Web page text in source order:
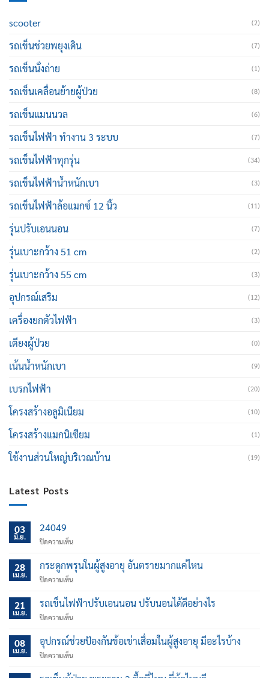
scooter (2)
รถเข็นช่วยพยุงเดิน (7)
รถเข็นนั่งถ่าย (1)
รถเข็นเคลื่อนย้ายผู้ป่วย (8)
รถเข็นแมนนวล (6)
รถเข็นไฟฟ้า ทำงาน 3 ระบบ (7)
รถเข็นไฟฟ้าทุกรุ่น (34)
รถเข็นไฟฟ้าน้ำหนักเบา (3)
รถเข็นไฟฟ้าล้อแมกซ์ 12 นิ้ว (11)
รุ่นปรับเอนนอน (7)
รุ่นเบาะกว้าง 51 cm (2)
รุ่นเบาะกว้าง 55 cm (3)
อุปกรณ์เสริม (12)
เครื่องยกตัวไฟฟ้า (3)
เตียงผู้ป่วย (0)
เน้นน้ำหนักเบา (9)
เบรกไฟฟ้า (20)
โครงสร้างอลูมิเนียม (10)
โครงสร้างแมกนิเซียม (1)
ใช้งานส่วนใหญ่บริเวณบ้าน (19)
Latest Posts
03
มิ.ย.
24049
ปิดความเห็นบน
28
เม.ย.
กระดูกพรุนในผู้สูงอายุ อันตรายมากแค่ไหน
ปิดความเห็นบน
พรุน
ใน
ผู้
อายุ
มาก
21
เม.ย.
รถเข็นไฟฟ้าปรับเอนนอน ปรับนอนได้ดีอย่างไร
ปิดความเห็นบน
เข็น
ไฟฟ้า
ปรับ
08
เม.ย.
อุปกรณ์ช่วยป้องกันข้อเข่าเสื่อมในผู้สูงอายุ มีอะไรบ้าง
ปิดความเห็นบน
ช่วย